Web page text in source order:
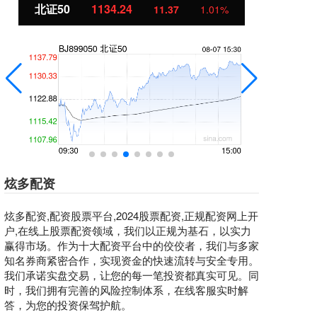
北证50 1134.24 11.37 1.01%
炫多配资
炫多配资,配资股票平台,2024股票配资,正规配资网上开
户,在线上股票配资领域，我们以正规为基石，以实力
赢得市场。作为十大配资平台中的佼佼者，我们与多家
知名券商紧密合作，实现资金的快速流转与安全专用。
我们承诺实盘交易，让您的每一笔投资都真实可见。同
时，我们拥有完善的风险控制体系，在线客服实时解
答，为您的投资保驾护航。